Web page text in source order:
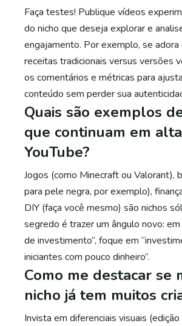
Faça testes! Publique vídeos
do nicho que deseja explorar e
engajamento. Por exemplo, se adora
receitas tradicionais versus versões
os comentários e métricas para
conteúdo sem perder sua
Quais são exemplos
que continuam em
YouTube?
Jogos (como Minecraft ou Valorant),
para pele negra, por exemplo),
DIY (faça você mesmo) são nichos
segredo é trazer um ângulo novo: em
de investimento”, foque em
iniciantes com pouco dinheiro”.
Como me destacar se
nicho já tem muitos
Invista em diferenciais visuais